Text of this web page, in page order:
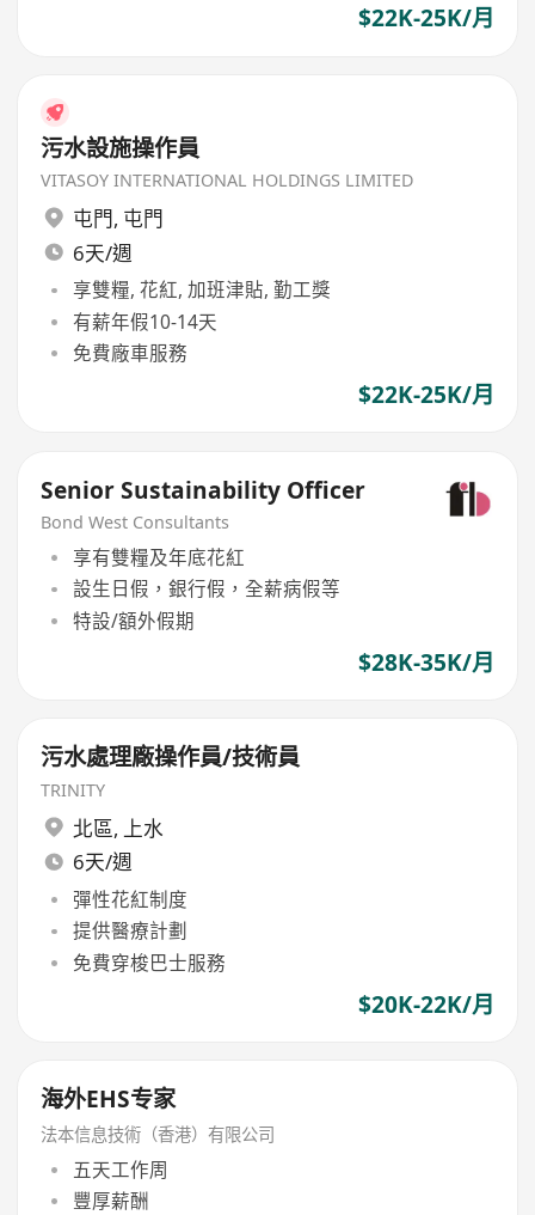
$22K-25K/月
污水設施操作員
VITASOY INTERNATIONAL HOLDINGS LIMITED
屯門, 屯門
6天/週
享雙糧, 花紅, 加班津貼, 勤工獎
有薪年假10-14天
免費廠車服務
$22K-25K/月
Senior Sustainability Officer
Bond West Consultants
享有雙糧及年底花紅
設生日假，銀行假，全薪病假等
特設/額外假期
$28K-35K/月
污水處理廠操作員/技術員
TRINITY
北區, 上水
6天/週
彈性花紅制度
提供醫療計劃
免費穿梭巴士服務
$20K-22K/月
海外EHS专家
法本信息技術（香港）有限公司
五天工作周
豐厚薪酬